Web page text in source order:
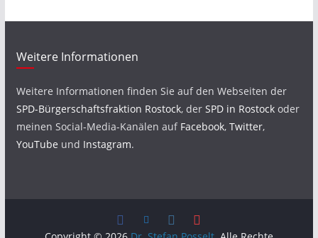
Weitere Informationen
Weitere Informationen finden Sie auf den Webseiten der
SPD-Bürgerschaftsfraktion Rostock, der SPD in Rostockoder
meinen Social-Media-Kanälen auf Facebook, Twitter,
YouTube und Instagram.